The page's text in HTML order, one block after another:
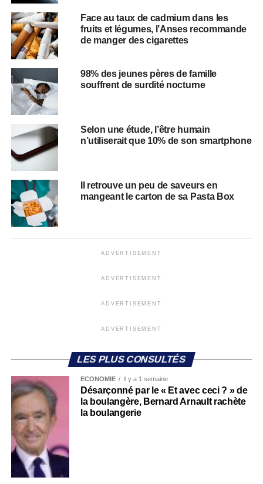
Face au taux de cadmium dans les
fruits et légumes, l’Anses recommande
de manger des cigarettes
98% des jeunes pères de famille
souffrent de surdité nocturne
Selon une étude, l’être humain
n’utiliserait que 10% de son smartphone
Il retrouve un peu de saveurs en
mangeant le carton de sa Pasta Box
ADVERTISEMENT
ADVERTISEMENT
ADVERTISEMENT
ADVERTISEMENT
LES PLUS CONSULTÉS
ECONOMIE Il y a 1 semaine
Désarçonné par le « Et avec ceci ? » de
la boulangère, Bernard Arnault rachète
la boulangerie